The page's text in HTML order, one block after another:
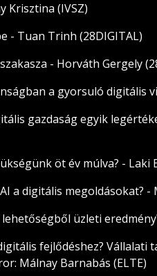
Krisztina (IVSZ)
- Tuan Trinh (28DIGITAL)
- Horváth Gergely
a gyorsuló digitális
gazdaság egyik
öt év múlva? - Laki
a digitális megoldásokat?
üzleti
fejlődéshez?
Málnay Barnabás (ELTE)